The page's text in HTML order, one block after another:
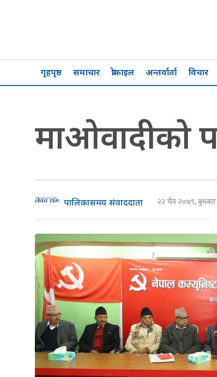
गृहपृष्ठ समाचार प्रोफाइल अन्तर्वार्ता विचार
माओवादीको
पालिकासमय संवाददाता २२ चैत्र २०७९,